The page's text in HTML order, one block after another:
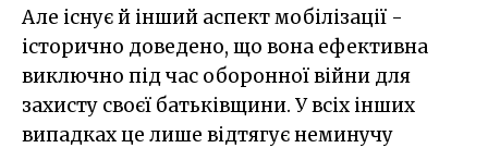
Але існує й інший аспект мобілізації -
історично доведено, що вона ефективна
виключно під час оборонної війни для
захисту своєї батьківщини. У всіх інших
випадках це лише відтягує неминучу